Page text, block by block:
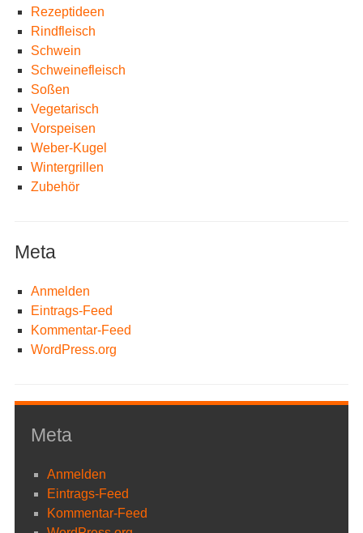
Rezeptideen
Rindfleisch
Schwein
Schweinefleisch
Soßen
Vegetarisch
Vorspeisen
Weber-Kugel
Wintergrillen
Zubehör
Meta
Anmelden
Eintrags-Feed
Kommentar-Feed
WordPress.org
Meta
Anmelden
Eintrags-Feed
Kommentar-Feed